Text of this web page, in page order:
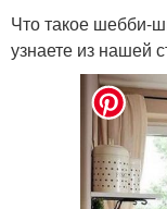
Что такое шебби-
узнаете из нашей